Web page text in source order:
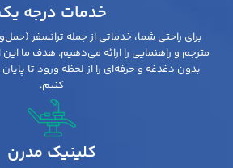
خدمات درجه
برای راحتی شما، خدماتی از جمله ترانسفر
مترجم و راهنمایی را ارائه می‌دهیم. هدف ما
بدون دغدغه و حرفه‌ای را از لحظه ورود تا
کنیم.
کلینیک مدرن